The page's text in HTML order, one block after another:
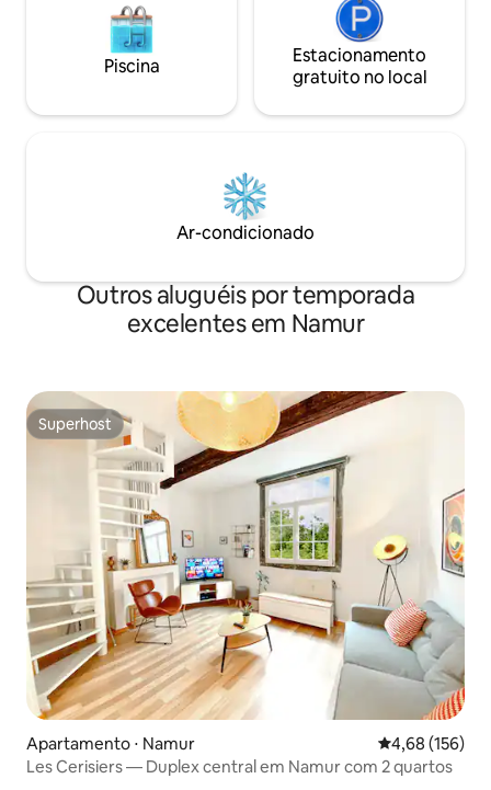
Piscina
Estacionamento
gratuito no local
Ar-condicionado
Outros aluguéis por temporada
excelentes em Namur
Superhost
Superhost
Apartamento ⋅ Namur 4,68 de uma
4,68 (156)
Les Cerisiers — Duplex central em Namur com 2 quartos